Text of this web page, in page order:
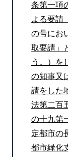
条第一項
よる要請
の号にお
取要請」
う。）を
の知事又
請をした
法第二百
の十九第
定都市の
都市緑化